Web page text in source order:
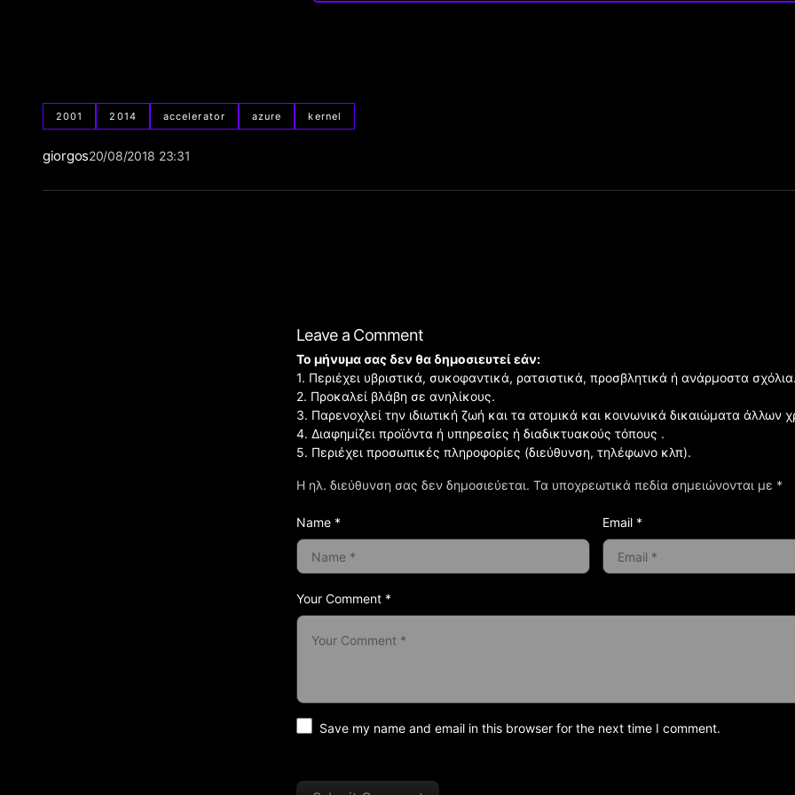
2001 2014 accelerator azure kernel
giorgos20/08/2018 23:31
Leave a Comment
Η ηλ. διεύθυνση σας δεν δημοσιεύεται. Τα υποχρεωτικά πεδία σημειώνονται με *
Your Comment *
Το μήνυμα σας δεν θα δημοσιευτεί εάν:
1. Περιέχει υβριστικά, συκοφαντικά, ρατσιστικά, προσβλητικά ή ανάρμοστα σχόλια.
2. Προκαλεί βλάβη σε ανηλίκους.
3. Παρενοχλεί την ιδιωτική ζωή και τα ατομικά και κοινωνικά δικαιώματα άλλων
4. Διαφημίζει προϊόντα ή υπηρεσίες ή διαδικτυακούς τόπους .
5. Περιέχει προσωπικές πληροφορίες (διεύθυνση, τηλέφωνο κλπ).
Name * Email *
Save my name and email in this browser for the next time I comment.